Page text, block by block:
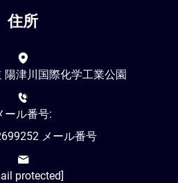
住所
陽津川国際化学工業公園
ール番号:
メール番号
protected]